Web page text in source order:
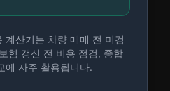
계산기는 차량 매매 전 미검
험 갱신 전 비용 점검, 종합
에 자주 활용됩니다.